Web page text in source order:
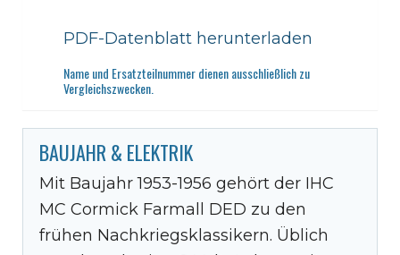
PDF-Datenblatt herunterladen
Name und Ersatzteilnummer dienen ausschließlich zu
Vergleichszwecken.
BAUJAHR & ELEKTRIK
Mit Baujahr 1953-1956 gehört der IHC
MC Cormick Farmall DED zu den
frühen Nachkriegsklassikern. Üblich